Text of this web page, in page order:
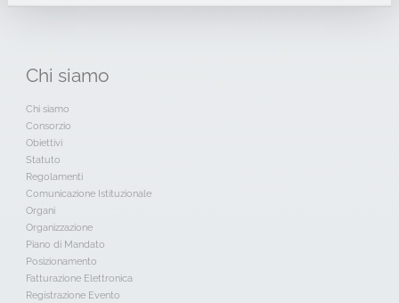
Chi siamo
Chi siamo
Consorzio
Obiettivi
Statuto
Regolamenti
Comunicazione Istituzionale
Organi
Organizzazione
Piano di Mandato
Posizionamento
Fatturazione Elettronica
Registrazione Evento